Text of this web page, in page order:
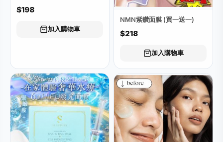
$198
加入購物車
NMN紫鑽面膜 (買一送一)
$218
加入購物車